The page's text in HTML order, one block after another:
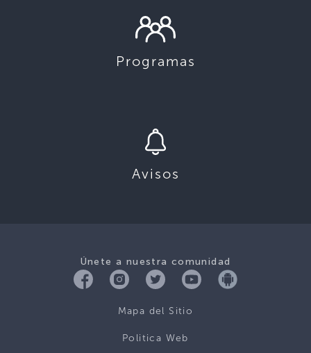
Programas
Avisos
Únete a nuestra comunidad
Mapa del Sitio
Politica Web